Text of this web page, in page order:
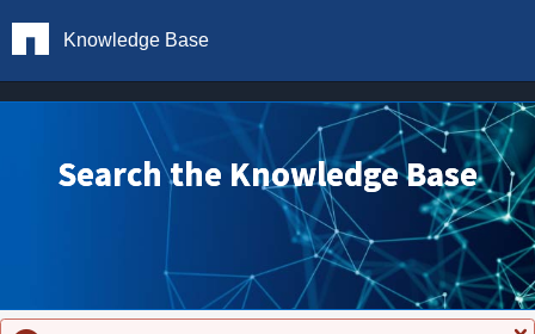
Knowledge Base
Search the Knowledge Base